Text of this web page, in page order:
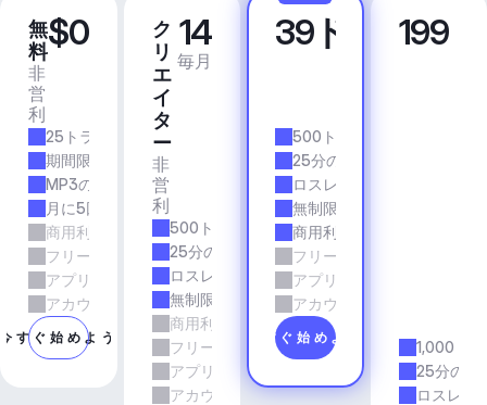
無
料
非
営
利
$0
25トラック/月
期間限定
MP3の品質
月に5回のダウンロード
商用利用
フリーランスとエージェンシーの仕事
アプリとサービス
アカウントマネージャーのサポート
今すぐ始めよう
ク
リ
エ
イ
タ
ー
非
営
利
14
毎月
500トラック/月
25分の所要時間
ロスレス品質
無制限のダウンロード
商用利用
フリーランスとエージェンシーの仕事
アプリとサービス
アカウントマネージャーのサポート
プ
ロ
39ドル
500トラック/月
25分の所要時間
ロスレス品質
無制限のダウンロード
商用利用
フリーランスとエージェン
アプリとサービス
アカウントマネージャーの
今すぐ始めよう
ビ
ジ
199
1,000ト
25分の所
ロスレス